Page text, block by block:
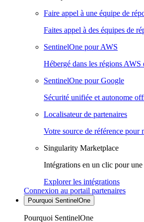
Faire appel à une équipe de
Faites appel à des équipes de
SentinelOne pour AWS
Hébergé dans les régions AWS
SentinelOne pour Google
Sécurité unifiée et autonome
Localisateur de partenaires
Votre source de référence pour
Singularity Marketplace
Intégrations en un clic pour
Explorer les intégrations
Connexion au portail partenaires
Pourquoi SentinelOne
Pourquoi SentinelOne